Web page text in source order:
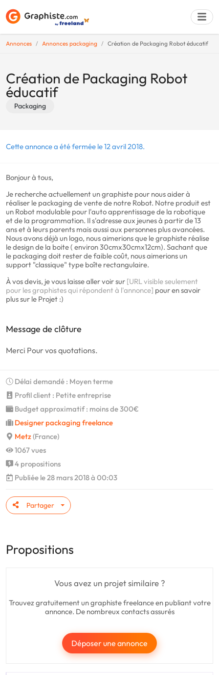
Annonces Annonces packaging Création de Packaging Robot éducatif
Création de Packaging Robot
éducatif
Packaging
Cette annonce a été fermée le 12 avril 2018.
Bonjour à tous,
Je recherche actuellement un graphiste pour nous aider à
réaliser le packaging de vente de notre Robot. Notre produit est
un Robot modulable pour l'auto apprentissage de la robotique
et de la programmation. Il s'adresse aux jeunes à partir de 13
ans et à leurs parents mais aussi aux personnes plus avancées.
Nous avons déjà un logo, nous aimerions que le graphiste réalise
le design de la boite ( environ 30cmx30cmx12cm). Sachant que
le packaging doit rester de faible coût, nous aimerions un
support "classique" type boîte rectangulaire.
À vos devis, je vous laisse aller voir sur [URL visible seulement
pour les graphistes qui répondent à l'annonce] pour en savoir
plus sur le Projet :)
Message de clôture
Merci Pour vos quotations.
Délai demandé : Moyen terme
Profil client : Petite entreprise
Budget approximatif : moins de 300€
Designer packaging freelance
Metz(France)
1067 vues
4 propositions
Publiée le 28 mars 2018 à 00:03
Partager
Propositions
Vous avez un projet similaire ?
Trouvez gratuitement un graphiste freelance en publiant votre
annonce. De nombreux contacts assurés
Déposer une annonce